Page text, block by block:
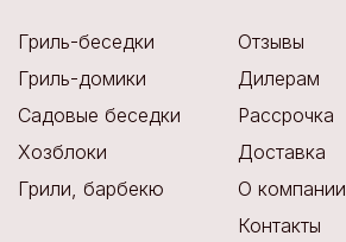
Гриль-беседки
Гриль-домики
Садовые беседки
Хозблоки
Грили, барбекю
Отзывы
Дилерам
Рассрочка
Доставка
О компании
Контакты